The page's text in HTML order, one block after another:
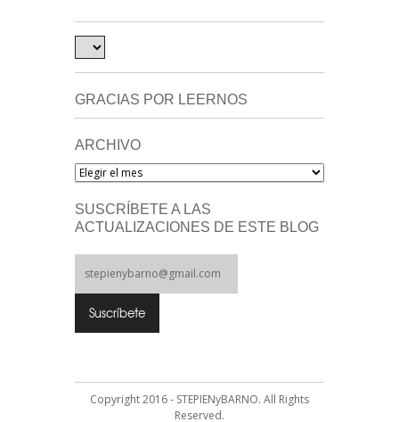
GRACIAS POR LEERNOS
ARCHIVO
Archivo
SUSCRÍBETE A LAS
ACTUALIZACIONES DE ESTE BLOG
Copyright 2016 - STEPIENyBARNO. All Rights
Reserved.